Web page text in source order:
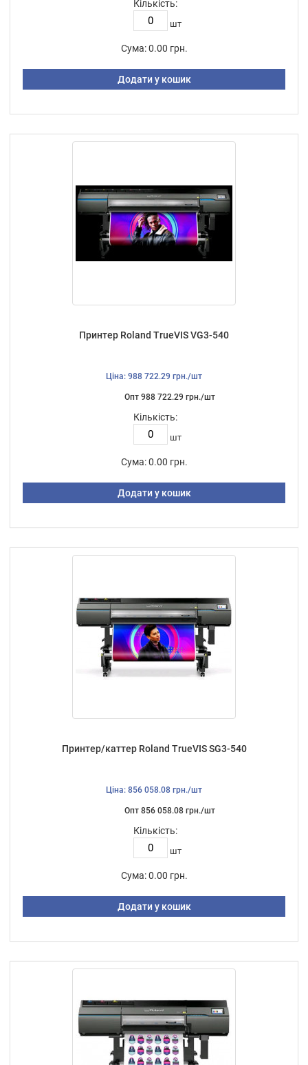
Кількість:
шт
Сума: 0.00 грн.
Додати у кошик
Принтер Roland TrueVIS VG3-540
Ціна: 988 722.29 грн./шт
Опт 988 722.29 грн./шт
Кількість:
шт
Сума: 0.00 грн.
Додати у кошик
Принтер/каттер Roland TrueVIS SG3-540
Ціна: 856 058.08 грн./шт
Опт 856 058.08 грн./шт
Кількість:
шт
Сума: 0.00 грн.
Додати у кошик